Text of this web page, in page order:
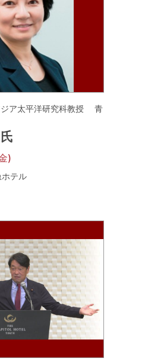
ジア太平洋研究科教授 青
)
テル